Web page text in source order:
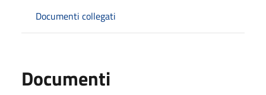
Documenti collegati
Documenti